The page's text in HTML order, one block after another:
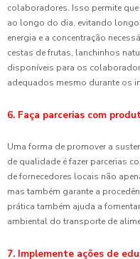
colaboradores. Isso permite
ao longo do dia, evitando
energia e a concentração
cestas de frutas, lanchinhos
disponíveis para os
adequados mesmo durante os
6. Faça parcerias com
Uma forma de promover a
de qualidade é fazer parcerias
de fornecedores locais não
mas também garante a
prática também ajuda a
ambiental do transporte de
7. Implemente ações de